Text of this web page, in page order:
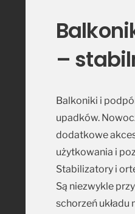
–
Balkoniki i
upadków.
dodatkowe
użytkowania i
Stabilizatory i
Są niezwykle
schorzeń